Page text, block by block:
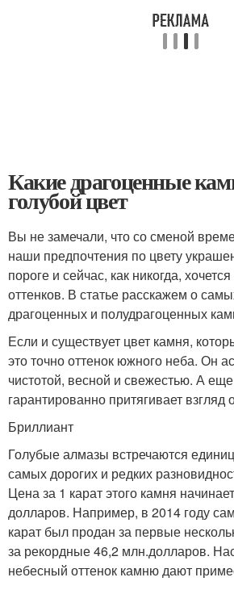
Какие драгоценные
голубой цвет
Вы не замечали, что со сменой
наши предпочтения по цвету
пороге и сейчас, как никогда,
оттенков. В статье расскажем о
драгоценных и полудрагоценных
Если и существует цвет камня,
это точно оттенок южного неба. Он
чистотой, весной и свежестью. А
гарантированно притягивает
Бриллиант
Голубые алмазы встречаются
самых дорогих и редких
Цена за 1 карат этого камня
долларов. Например, в 2014 году
карат был продан за первые
за рекордные 46,2 млн.долларов.
небесный оттенок камню дают